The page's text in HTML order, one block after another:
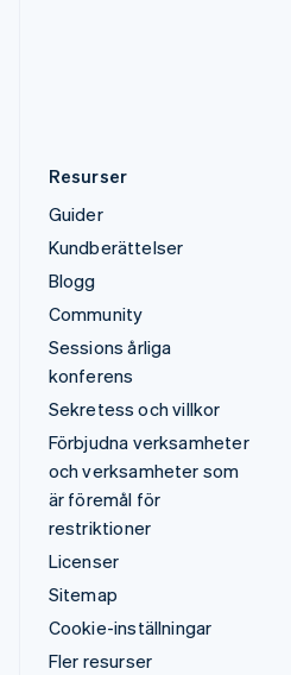
Resurser
Guider
Kundberättelser
Blogg
Community
Sessions årliga
konferens
Sekretess och villkor
Förbjudna verksamheter
och verksamheter som
är föremål för
restriktioner
Licenser
Sitemap
Cookie-inställningar
Fler resurser